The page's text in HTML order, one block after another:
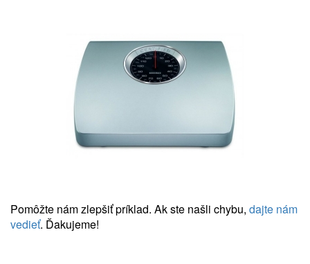
Pomôžte nám zlepšiť príklad. Ak ste našli chybu, dajte nám
vedieť. Ďakujeme!